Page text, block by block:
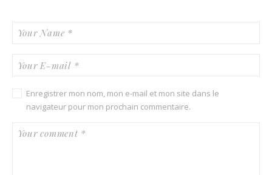
Enregistrer mon nom, mon e-mail et mon site dans le
navigateur pour mon prochain commentaire.